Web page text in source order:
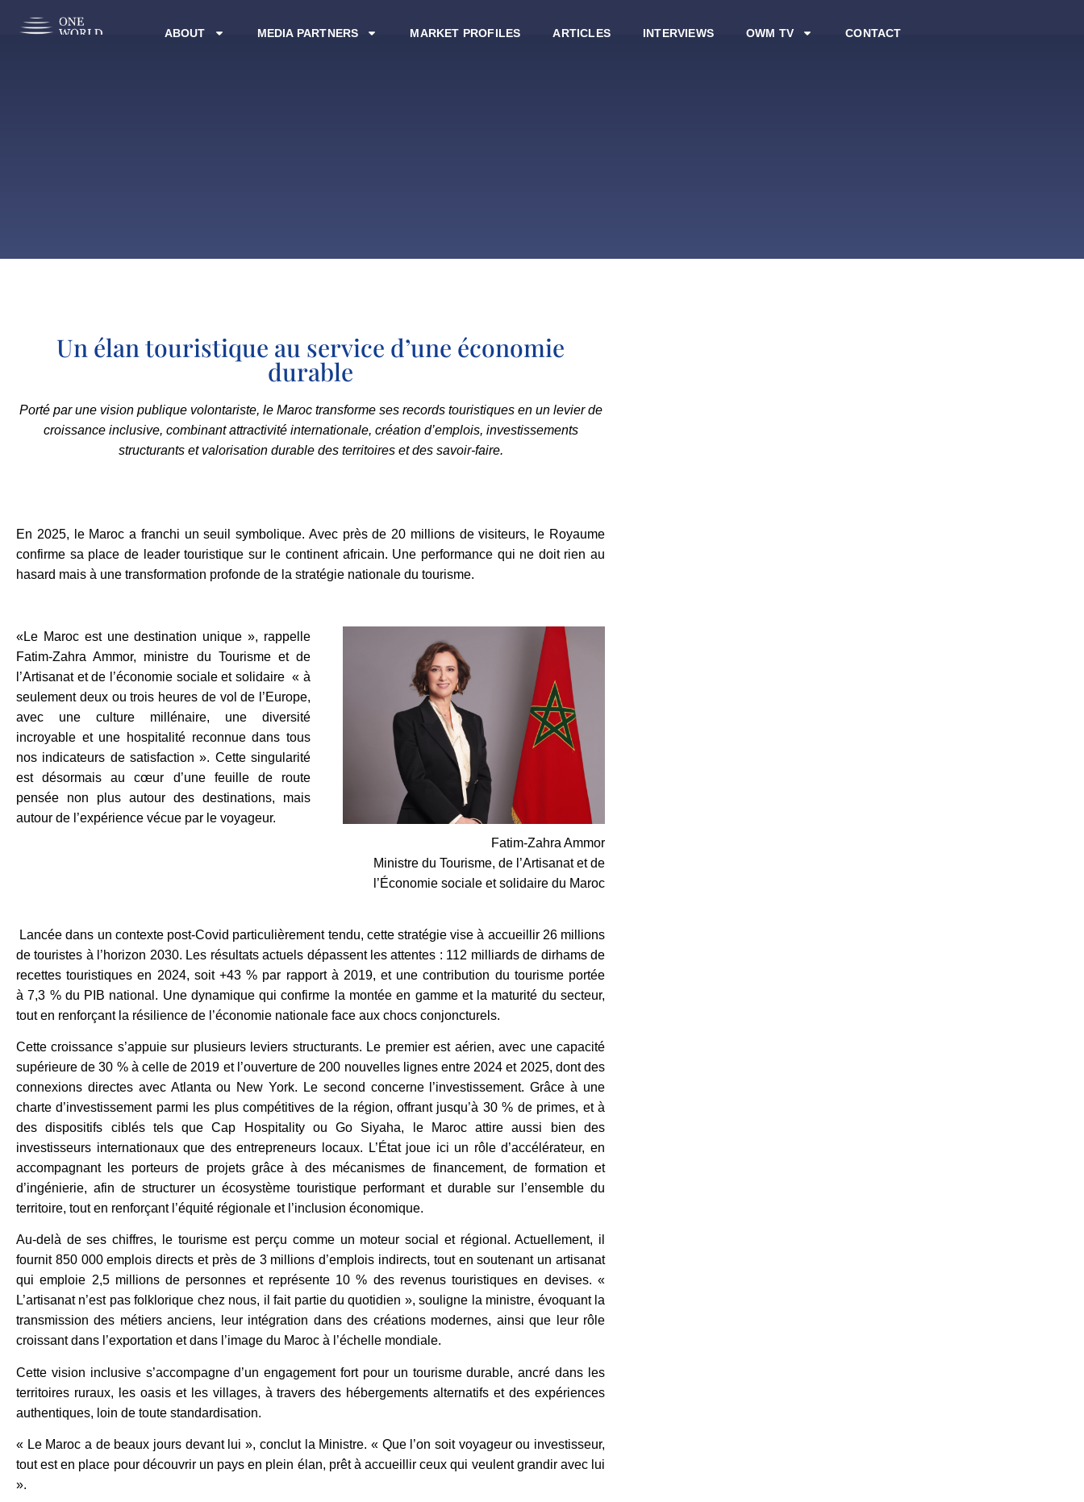
ABOUT MEDIA PARTNERS MARKET PROFILES ARTICLES INTERVIEWS OWM TV CONTACT
Un élan touristique au service d’une économie
durable
Porté par une vision publique volontariste, le Maroc transforme ses records touristiques en un levier de
croissance inclusive, combinant attractivité internationale, création d’emplois, investissements
structurants et valorisation durable des territoires et des savoir-faire.
En 2025, le Maroc a franchi un seuil symbolique. Avec près de 20 millions de visiteurs, le Royaume
confirme sa place de leader touristique sur le continent africain. Une performance qui ne doit rien au
hasard mais à une transformation profonde de la stratégie nationale du tourisme.
«Le Maroc est une destination unique », rappelle
Fatim-Zahra Ammor, ministre du Tourisme et de
l’Artisanat et de l’économie sociale et solidaire « à
seulement deux ou trois heures de vol de l’Europe,
avec une culture millénaire, une diversité
incroyable et une hospitalité reconnue dans tous
nos indicateurs de satisfaction ». Cette singularité
est désormais au cœur d’une feuille de route
pensée non plus autour des destinations, mais
autour de l’expérience vécue par le voyageur.
Fatim-Zahra Ammor
Ministre du Tourisme, de l’Artisanat et de
l’Économie sociale et solidaire du Maroc
Lancée dans un contexte post-Covid particulièrement tendu, cette stratégie vise à accueillir 26 millions
de touristes à l’horizon 2030. Les résultats actuels dépassent les attentes : 112 milliards de dirhams de
recettes touristiques en 2024, soit +43 % par rapport à 2019, et une contribution du tourisme portée
à 7,3 % du PIB national. Une dynamique qui confirme la montée en gamme et la maturité du secteur,
tout en renforçant la résilience de l’économie nationale face aux chocs conjoncturels.
Cette croissance s’appuie sur plusieurs leviers structurants. Le premier est aérien, avec une capacité
supérieure de 30 % à celle de 2019 et l’ouverture de 200 nouvelles lignes entre 2024 et 2025, dont des
connexions directes avec Atlanta ou New York. Le second concerne l’investissement. Grâce à une
charte d’investissement parmi les plus compétitives de la région, offrant jusqu’à 30 % de primes, et à
des dispositifs ciblés tels que Cap Hospitality ou Go Siyaha, le Maroc attire aussi bien des
investisseurs internationaux que des entrepreneurs locaux. L’État joue ici un rôle d’accélérateur, en
accompagnant les porteurs de projets grâce à des mécanismes de financement, de formation et
d’ingénierie, afin de structurer un écosystème touristique performant et durable sur l’ensemble du
territoire, tout en renforçant l’équité régionale et l’inclusion économique.
Au-delà de ses chiffres, le tourisme est perçu comme un moteur social et régional. Actuellement, il
fournit 850 000 emplois directs et près de 3 millions d’emplois indirects, tout en soutenant un artisanat
qui emploie 2,5 millions de personnes et représente 10 % des revenus touristiques en devises. «
L’artisanat n’est pas folklorique chez nous, il fait partie du quotidien », souligne la ministre, évoquant la
transmission des métiers anciens, leur intégration dans des créations modernes, ainsi que leur rôle
croissant dans l’exportation et dans l’image du Maroc à l’échelle mondiale.
Cette vision inclusive s’accompagne d’un engagement fort pour un tourisme durable, ancré dans les
territoires ruraux, les oasis et les villages, à travers des hébergements alternatifs et des expériences
authentiques, loin de toute standardisation.
« Le Maroc a de beaux jours devant lui », conclut la Ministre. « Que l’on soit voyageur ou investisseur,
tout est en place pour découvrir un pays en plein élan, prêt à accueillir ceux qui veulent grandir avec lui
».